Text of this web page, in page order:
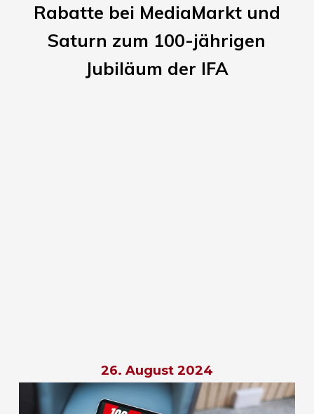
Rabatte bei MediaMarkt und
Saturn zum 100-jährigen
Jubiläum der IFA
26. August 2024